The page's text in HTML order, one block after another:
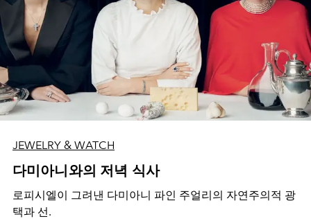
JEWELRY & WATCH
다미아니와의 저녁 식사
로피시엘이 그려낸 다미아니 파인 주얼리의 자연주의적 광
택과 선.